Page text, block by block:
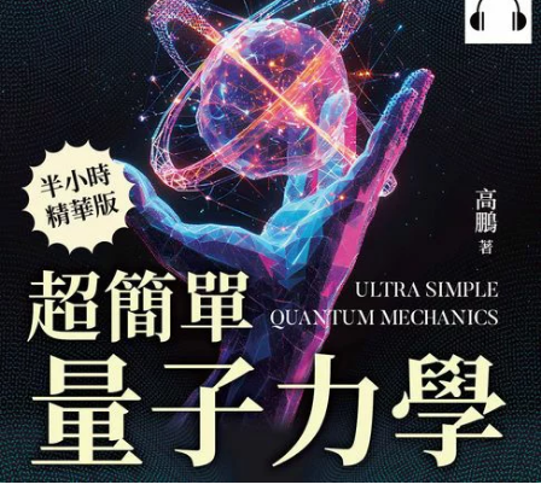
居家生活 3C家電 運動休閒 親子玩具
女裝 男裝 化妝保養 情趣用品
日本購物 電子/紙本書
HOT